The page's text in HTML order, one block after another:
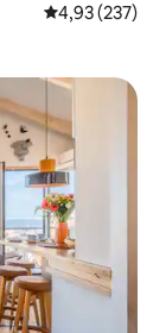
4,93 af 5 í
4,93 (237)